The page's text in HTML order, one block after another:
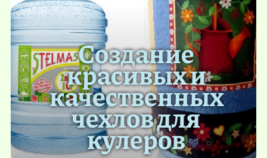
Создание
красивых и
качественных
чехлов для
кулеров